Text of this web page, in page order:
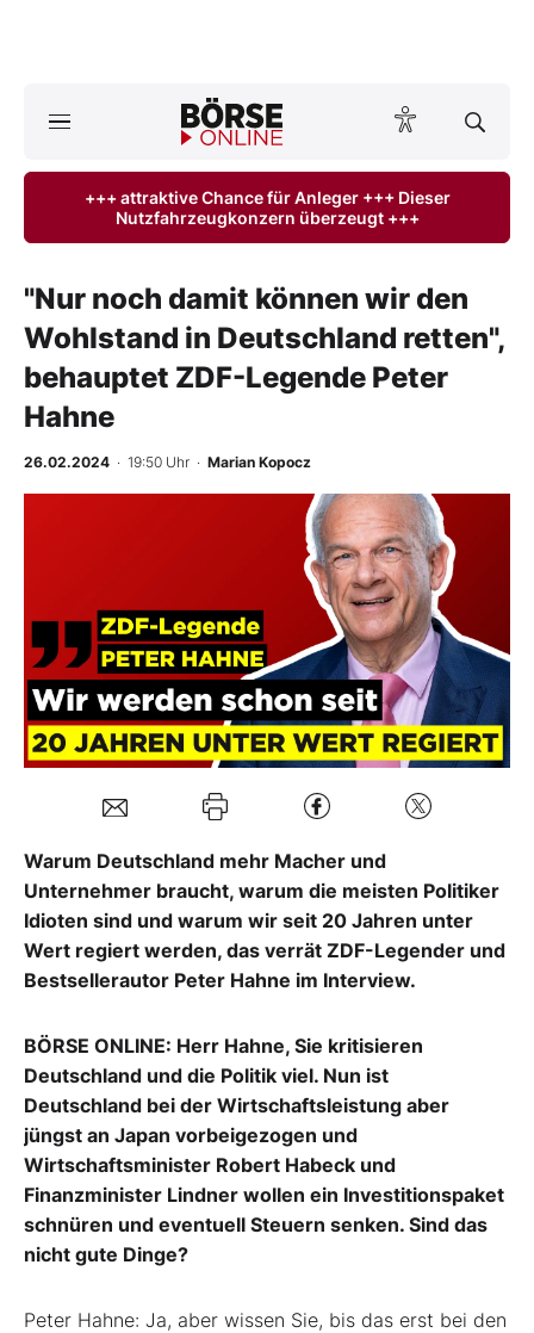
ktuelle Ausgabe BÖRSE ONLINE lesen
Finanz-Check
Abo & Shop
BO-Musterdepots
Mein Konto
Folgen Sie uns
Kontakt
+++ attraktive Chance für Anleger +++ Dieser
Nutzfahrzeugkonzern überzeugt +++
"Nur noch damit können wir den
Wohlstand in Deutschland retten",
behauptet ZDF-Legende Peter
Hahne
26.02.2024 · 19:50 Uhr · Marian Kopocz
Warum Deutschland mehr Macher und
Unternehmer braucht, warum die meisten Politiker
Idioten sind und warum wir seit 20 Jahren unter
Wert regiert werden, das verrät ZDF-Legender und
Bestsellerautor Peter Hahne im Interview.
BÖRSE ONLINE: Herr Hahne, Sie kritisieren
Deutschland und die Politik viel. Nun ist
Deutschland bei der Wirtschaftsleistung aber
jüngst an Japan vorbeigezogen und
Wirtschaftsminister Robert Habeck und
Finanzminister Lindner wollen ein Investitionspaket
schnüren und eventuell Steuern senken. Sind das
nicht gute Dinge?
Peter Hahne: Ja, aber wissen Sie, bis das erst bei den